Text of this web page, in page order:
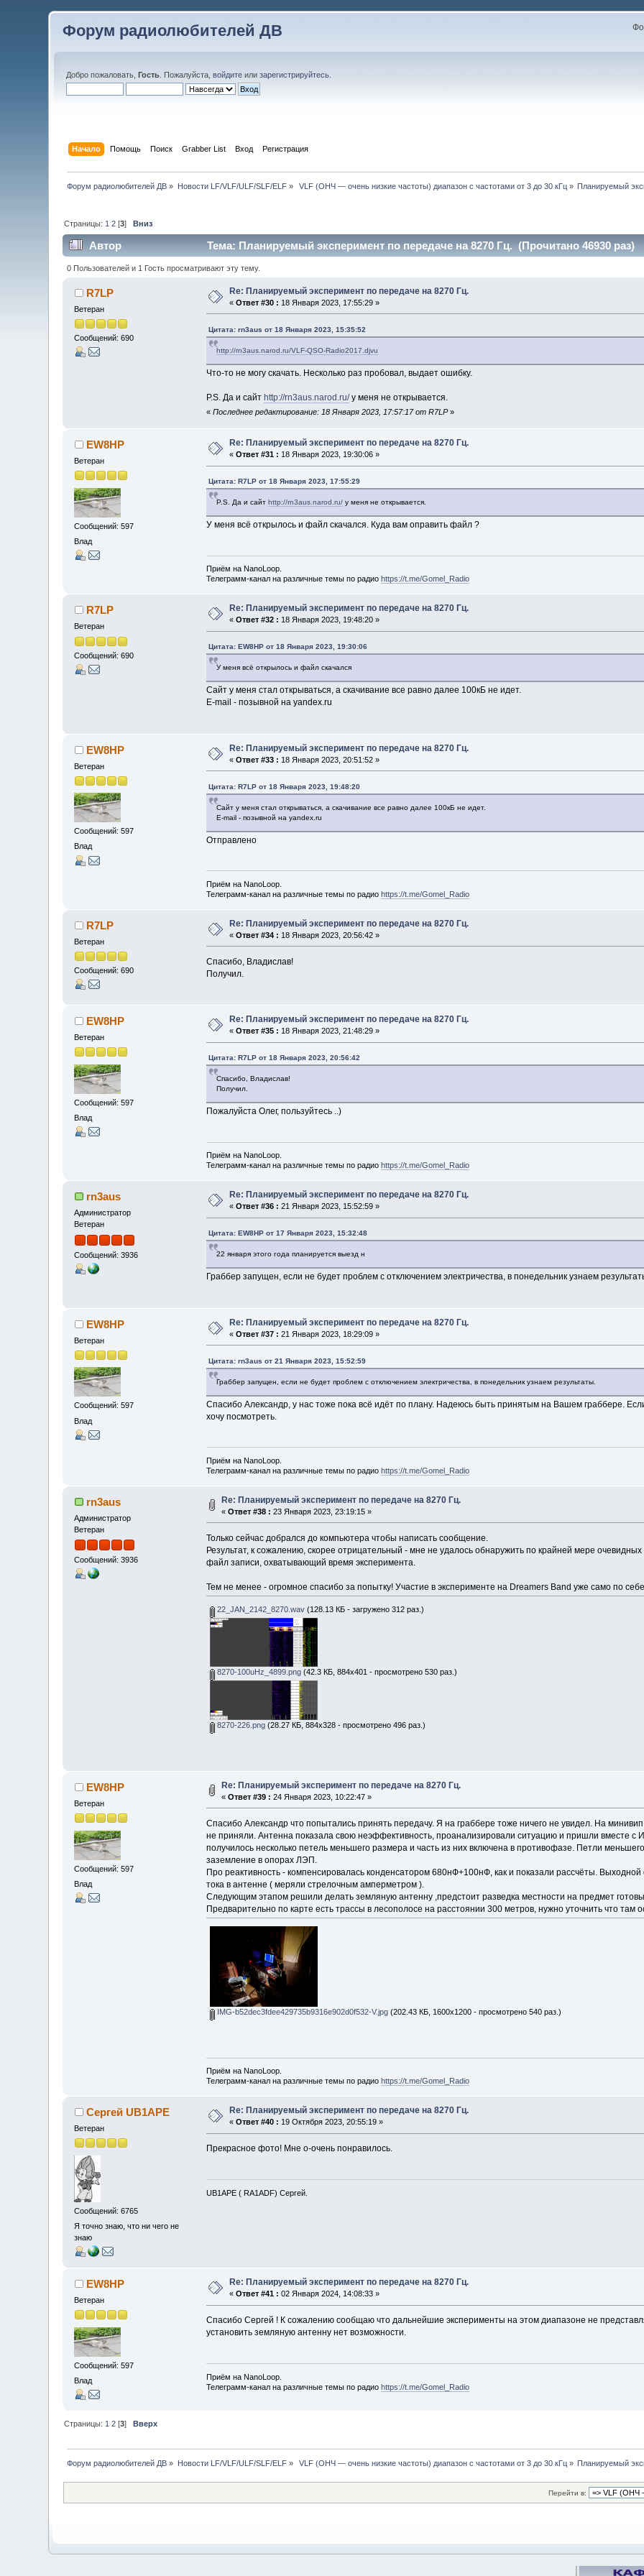
Форум радиолюбителей ДВ
Добро пожаловать,Гость . Пожалуйста,войдите илизарегистрируйтесь
Начало Помощь Поиск Grabber List Вход Регистрация
Форум радиолюбителей ДВ » Новости LF/VLF/ULF/SLF/ELF» VLF (ОНЧ — очень низкие частоты) диапазон с частотами от 3 до 30 кГц » Планируемый
Страницы: 1 2 [3]Вниз
Автор Тема: Планируемый эксперимент по передаче на 8270 Гц. (Прочитано 46930 раз)
0 Пользователей и 1 Гость просматривают эту тему.
R7LP
Ветеран
Сообщений: 690
Re: Планируемый эксперимент по передаче на 8270 Гц.
«Ответ #30 : 18 Января 2023, 17:55:29 »
Цитата: rn3aus от 18 Января 2023, 15:35:52
http://rn3aus.narod.ru/VLF-QSO-Radio2017.djvu
Что-то не могу скачать. Несколько раз пробовал, выдает ошибку.
P.S. Да и сайт http://rn3aus.narod.ru/у меня не открывается.
« Последнее редактирование: 18 Января 2023, 17:57:17 от R7LP»
EW8HP
Ветеран
Сообщений: 597
Влад
Re: Планируемый эксперимент по передаче на 8270 Гц.
«Ответ #31 : 18 Января 2023, 19:30:06 »
Цитата: R7LP от 18 Января 2023, 17:55:29
P.S. Да и сайт http://rn3aus.narod.ru/у меня не открывается.
У меня всё открылось и файл скачался. Куда вам оправить файл ?
Приём на NanoLoop.
Телеграмм-канал на различные темы по радио https://t.me/Gomel_Radio
R7LP
Ветеран
Сообщений: 690
Re: Планируемый эксперимент по передаче на 8270 Гц.
«Ответ #32 : 18 Января 2023, 19:48:20 »
Цитата: EW8HP от 18 Января 2023, 19:30:06
У меня всё открылось и файл скачался
Сайт у меня стал открываться, а скачивание все равно далее 100кБ не идет.
Е-mail - позывной на yandex.ru
EW8HP
Ветеран
Сообщений: 597
Влад
Re: Планируемый эксперимент по передаче на 8270 Гц.
«Ответ #33 : 18 Января 2023, 20:51:52 »
Цитата: R7LP от 18 Января 2023, 19:48:20
Сайт у меня стал открываться, а скачивание все равно далее 100кБ не идет.
Е-mail - позывной на yandex.ru
Отправлено
Приём на NanoLoop.
Телеграмм-канал на различные темы по радио https://t.me/Gomel_Radio
R7LP
Ветеран
Сообщений: 690
Re: Планируемый эксперимент по передаче на 8270 Гц.
«Ответ #34 : 18 Января 2023, 20:56:42 »
Спасибо, Владислав!
Получил.
EW8HP
Ветеран
Сообщений: 597
Влад
Re: Планируемый эксперимент по передаче на 8270 Гц.
«Ответ #35 : 18 Января 2023, 21:48:29 »
Цитата: R7LP от 18 Января 2023, 20:56:42
Спасибо, Владислав!
Получил.
Пожалуйста Олег, пользуйтесь ..)
Приём на NanoLoop.
Телеграмм-канал на различные темы по радио https://t.me/Gomel_Radio
rn3aus
Администратор
Ветеран
Сообщений: 3936
Re: Планируемый эксперимент по передаче на 8270 Гц.
«Ответ #36 : 21 Января 2023, 15:52:59 »
Цитата: EW8HP от 17 Января 2023, 15:32:48
22 января этого года планируется выезд н
Граббер запущен, если не будет проблем с отключением электричества, в понедельник узнаем
EW8HP
Ветеран
Сообщений: 597
Влад
Re: Планируемый эксперимент по передаче на 8270 Гц.
«Ответ #37 : 21 Января 2023, 18:29:09 »
Цитата: rn3aus от 21 Января 2023, 15:52:59
Граббер запущен, если не будет проблем с отключением электричества, в понедельник узнаем результаты.
Спасибо Александр, у нас тоже пока всё идёт по плану. Надеюсь быть принятым на Вашем граббере.
хочу посмотреть.
Приём на NanoLoop.
Телеграмм-канал на различные темы по радио https://t.me/Gomel_Radio
rn3aus
Администратор
Ветеран
Сообщений: 3936
Re: Планируемый эксперимент по передаче на 8270 Гц.
«Ответ #38 : 23 Января 2023, 23:19:15 »
Только сейчас добрался до компьютера чтобы написать сообщение.
Результат, к сожалению, скорее отрицательный - мне не удалось обнаружить по крайней мере
файл записи, охватывающий время эксперимента.
Тем не менее - огромное спасибо за попытку! Участие в эксперименте на Dreamers Band уже само по
22_JAN_2142_8270.wav (128.13 КБ - загружено 312 раз.)
8270-100uHz_4899.png (42.3 КБ, 884x401 - просмотрено 530 раз.)
8270-226.png (28.27 КБ, 884x328 - просмотрено 496 раз.)
EW8HP
Ветеран
Сообщений: 597
Влад
Re: Планируемый эксперимент по передаче на 8270 Гц.
«Ответ #39 : 24 Января 2023, 10:22:47 »
Спасибо Александр что попытались принять передачу. Я на граббере тоже ничего не увидел. На
не приняли. Антенна показала свою неэффективность, проанализировали ситуацию и пришли вместе с
получилось несколько петель меньшего размера и часть из них включена в противофазе. Петли
заземление в опорах ЛЭП.
Про реактивность - компенсировалась конденсатором 680нФ+100нФ, как и показали рассчёты.
тока в антенне ( меряли стрелочным амперметром ).
Следующим этапом решили делать земляную антенну ,предстоит разведка местности на предмет
Предварительно по карте есть трассы в лесополосе на расстоянии 300 метров, нужно уточнить что там
IMG-b52dec3fdee429735b9316e902d0f532-V.jpg (202.43 КБ, 1600x1200 - просмотрено 540 раз.)
Приём на NanoLoop.
Телеграмм-канал на различные темы по радио https://t.me/Gomel_Radio
Сергей UB1APE
Ветеран
Сообщений: 6765
Я точно знаю, что ни чего не
знаю
Re: Планируемый эксперимент по передаче на 8270 Гц.
«Ответ #40 : 19 Октября 2023, 20:55:19 »
Прекрасное фото! Мне о-очень понравилось.
UB1APE ( RA1ADF) Сергей.
EW8HP
Ветеран
Сообщений: 597
Влад
Re: Планируемый эксперимент по передаче на 8270 Гц.
«Ответ #41 : 02 Января 2024, 14:08:33 »
Спасибо Сергей ! К сожалению сообщаю что дальнейшие эксперименты на этом диапазоне не
установить земляную антенну нет возможности.
Приём на NanoLoop.
Телеграмм-канал на различные темы по радио https://t.me/Gomel_Radio
Страницы: 1 2 [3]Вверх
Форум радиолюбителей ДВ » Новости LF/VLF/ULF/SLF/ELF» VLF (ОНЧ — очень низкие частоты) диапазон с частотами от 3 до 30 кГц » Планируемый
Перейти в: